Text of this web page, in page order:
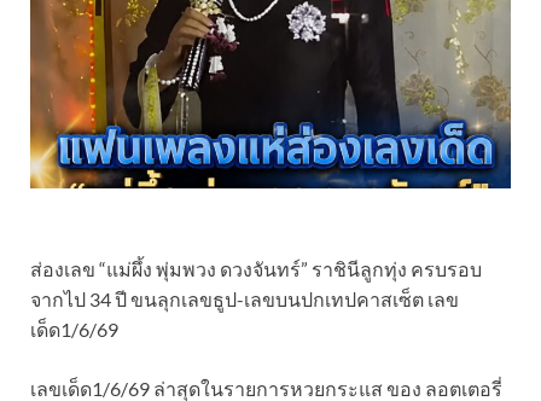
ส่องเลข “แม่ผึ้ง พุ่มพวง ดวงจันทร์” ราชินีลูกทุ่ง ครบรอบ
จากไป 34 ปี ขนลุกเลขธูป-เลขบนปกเทปคาสเซ็ต เลข
เด็ด1/6/69
เลขเด็ด1/6/69 ล่าสุดในรายการหวยกระแส ของ ลอตเตอรี่